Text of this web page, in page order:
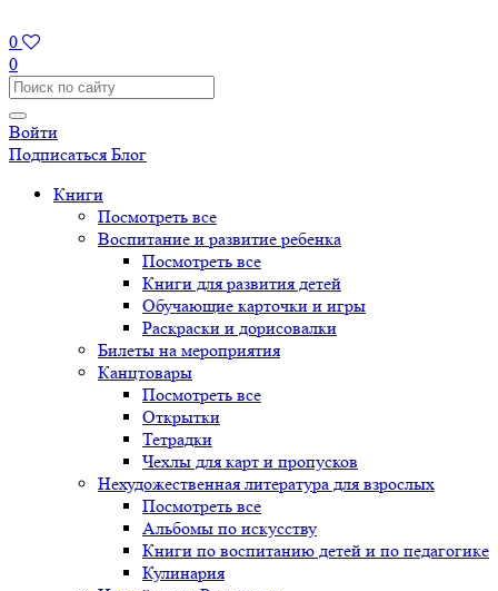
0
0
Войти
Подписаться Блог
Книги
Посмотреть все
Воспитание и развитие ребенка
Посмотреть все
Книги для развития детей
Обучающие карточки и игры
Раскраски и дорисовалки
Билеты на мероприятия
Канцтовары
Посмотреть все
Открытки
Тетрадки
Чехлы для карт и пропусков
Нехудожественная литература для взрослых
Посмотреть все
Альбомы по искусству
Книги по воспитанию детей и по педагогике
Кулинария